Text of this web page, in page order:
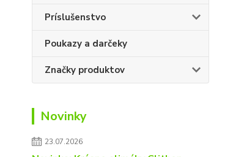
Príslušenstvo
Poukazy a darčeky
Značky produktov
Novinky
23.07.2026